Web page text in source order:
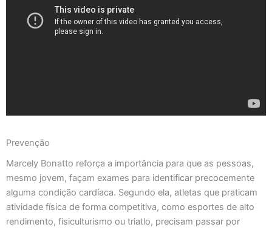
Prevenção
Marcely Bonatto reforça a importância para que as pessoas,
mesmo jovem, façam exames para identificar precocemente
alguma condição cardíaca. Segundo ela, atletas que praticam
atividade física de forma competitiva, como esportes de alto
rendimento, fisiculturismo ou triatlo, precisam passar por